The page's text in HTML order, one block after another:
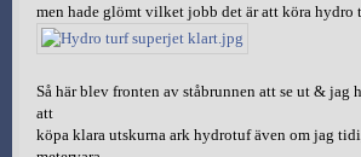
men hade glömt vilket jobb det är att köra hydro
Så här blev fronten av ståbrunnen att se ut & jag
att
köpa klara utskurna ark hydrotuf även om jag